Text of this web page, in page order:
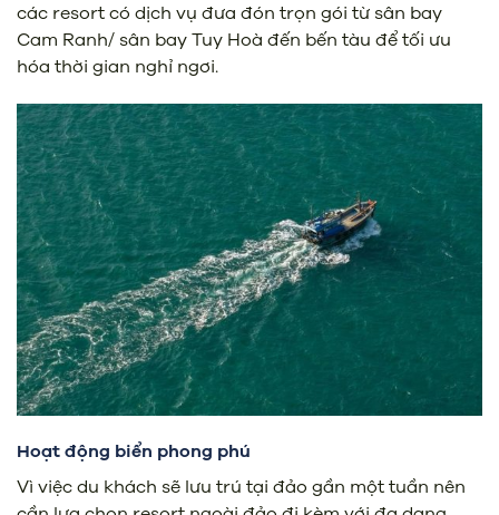
các resort có dịch vụ đưa đón trọn gói từ sân bay
Cam Ranh/ sân bay Tuy Hoà đến bến tàu để tối ưu
hóa thời gian nghỉ ngơi.
Hoạt động biển phong phú
Vì việc du khách sẽ lưu trú tại đảo gần một tuần nên